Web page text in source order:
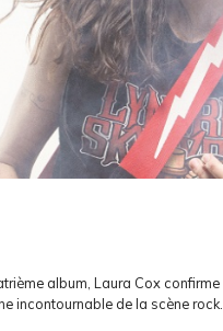
album, Laura Cox confirme
incontournable de la scène rock.